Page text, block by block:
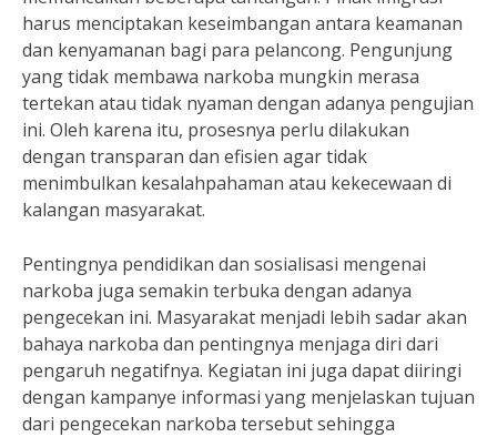
harus menciptakan keseimbangan antara keamanan
dan kenyamanan bagi para pelancong. Pengunjung
yang tidak membawa narkoba mungkin merasa
tertekan atau tidak nyaman dengan adanya pengujian
ini. Oleh karena itu, prosesnya perlu dilakukan
dengan transparan dan efisien agar tidak
menimbulkan kesalahpahaman atau kekecewaan di
kalangan masyarakat.
Pentingnya pendidikan dan sosialisasi mengenai
narkoba juga semakin terbuka dengan adanya
pengecekan ini. Masyarakat menjadi lebih sadar akan
bahaya narkoba dan pentingnya menjaga diri dari
pengaruh negatifnya. Kegiatan ini juga dapat diiringi
dengan kampanye informasi yang menjelaskan tujuan
dari pengecekan narkoba tersebut sehingga